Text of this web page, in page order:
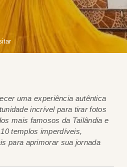
uma experiência autêntica
incrível para tirar fotos
mais famosos da Tailândia e
templos imperdíveis,
para aprimorar sua jornada